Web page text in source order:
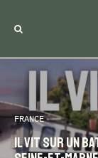
FRANCE
Il vit sur un